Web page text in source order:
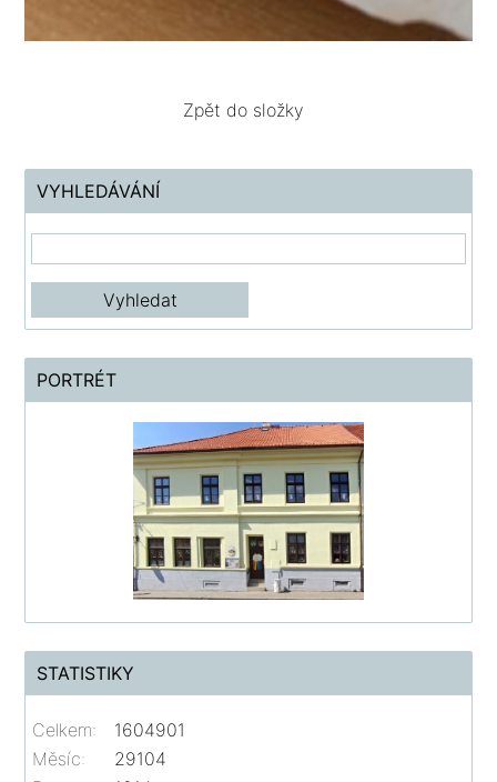
Zpět do složky
VYHLEDÁVÁNÍ
PORTRÉT
STATISTIKY
Celkem:
1604901
Měsíc:
29104